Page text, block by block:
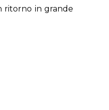
ritorno in grande